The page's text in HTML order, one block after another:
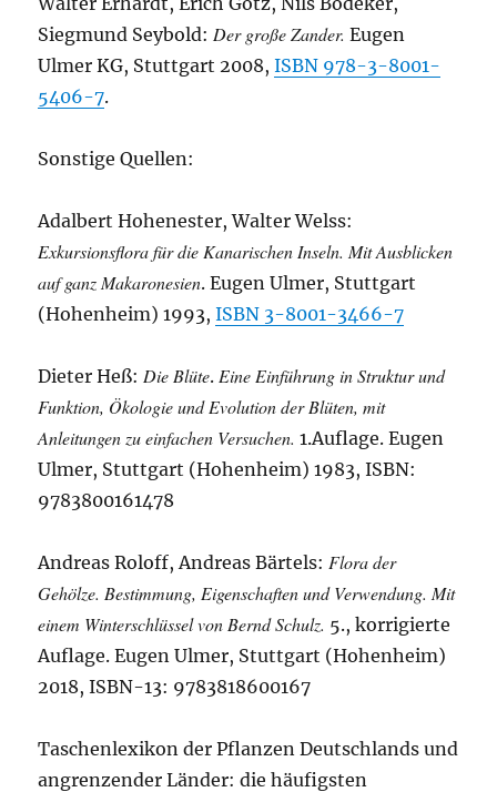
Siegmund Seybold: Der große Zander. Eugen
Ulmer KG, Stuttgart 2008,ISBN 978-3-8001-
5406-7.
Sonstige Quellen:
Adalbert Hohenester, Walter Welss:
Exkursionsflora für die Kanarischen Inseln. Mit Ausblicken
auf ganz Makaronesien. Eugen Ulmer, Stuttgart
(Hohenheim) 1993,ISBN 3-8001-3466-7
Dieter Heß: Die Blüte. Eine Einführung in Struktur und
Funktion, Ökologie und Evolution der Blüten, mit
Anleitungen zu einfachen Versuchen. 1.Auflage. Eugen
Ulmer, Stuttgart (Hohenheim) 1983, ISBN:
9783800161478
Andreas Roloff, Andreas Bärtels: Flora der
Gehölze. Bestimmung, Eigenschaften und Verwendung. Mit
einem Winterschlüssel von Bernd Schulz. 5., korrigierte
Auflage. Eugen Ulmer, Stuttgart (Hohenheim)
2018, ISBN-13: 9783818600167
Taschenlexikon der Pflanzen Deutschlands und
angrenzender Länder: die häufigsten